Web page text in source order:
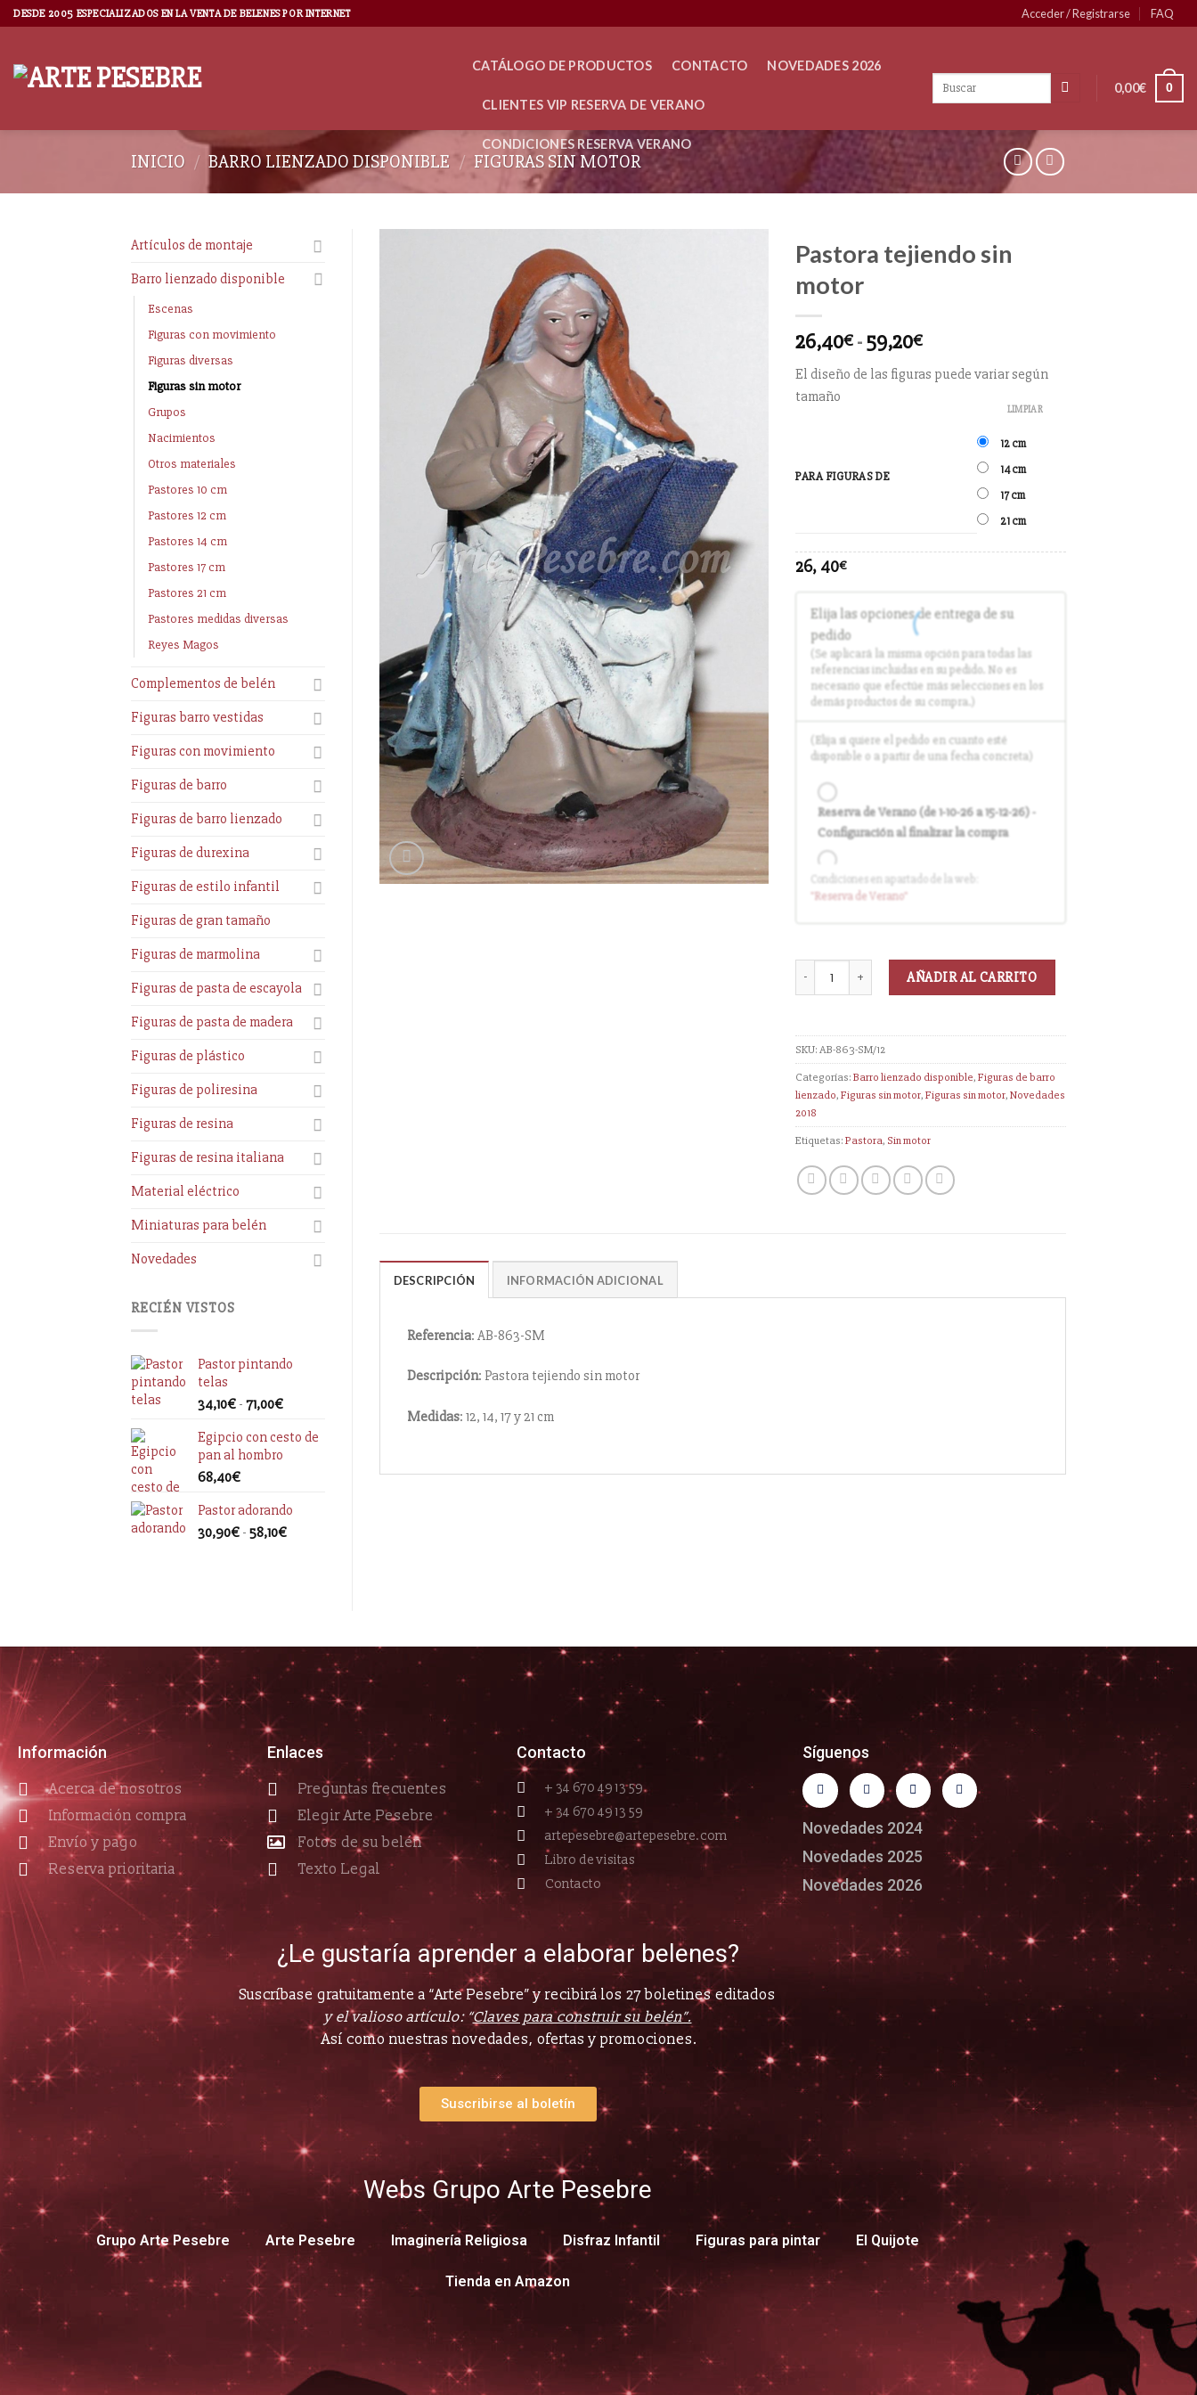
DESDE 2005 ESPECIALIZADOS EN LA VENTA DE BELENES POR INTERNET Acceder / Registrarse FAQ
CATÁLOGO DE PRODUCTOS CONTACTO NOVEDADES 2026
CLIENTES VIP RESERVA DE VERANO
CONDICIONES RESERVA VERANO
0,00€ 0
INICIO / BARRO LIENZADO DISPONIBLE / FIGURAS SIN MOTOR
Artículos de montaje
Barro lienzado disponible
Escenas
Figuras con movimiento
Figuras diversas
Figuras sin motor
Grupos
Nacimientos
Otros materiales
Pastores 10 cm
Pastores 12 cm
Pastores 14 cm
Pastores 17 cm
Pastores 21 cm
Pastores medidas diversas
Reyes Magos
Complementos de belén
Figuras barro vestidas
Figuras con movimiento
Figuras de barro
Figuras de barro lienzado
Figuras de durexina
Figuras de estilo infantil
Figuras de gran tamaño
Figuras de marmolina
Figuras de pasta de escayola
Figuras de pasta de madera
Figuras de plástico
Figuras de poliresina
Figuras de resina
Figuras de resina italiana
Material eléctrico
Miniaturas para belén
Novedades
RECIÉN VISTOS
Pastor pintando
telas
34,10€ - 71,00€
Egipcio con cesto de
pan al hombro
68,40€
Pastor adorando
30,90€ - 58,10€
Pastora tejiendo sin
motor
26,40€ -59,20€
El diseño de las figuras puede variar según
tamaño
PARA FIGURAS DE
12 cm
14 cm
17 cm
21 cm
LIMPIAR
26, 40€
Elija las opciones de entrega de su
pedido
(Se aplicará la misma opción para todas las
referencias incluidas en su pedido. No es
necesario que efectúe más selecciones en los
demás productos de su compra.)
(Elija si quiere el pedido en cuanto esté
disponible o a partir de una fecha concreta)
Reserva de Verano (de 1-10-26 a 15-12-26) -
Configuración al finalizar la compra
Entrega en cuanto el pedido esté
disponible (sin descuento)
Condiciones en apartado de la web:
"Reservade Verano"
AÑADIR AL CARRITO
SKU:AB-863-SM/12
Categorías:Barro lienzado disponible,Figuras de barro
lienzado,Figuras sin motor,Figuras sin motor,Novedades
2018
Etiquetas:Pastora, Sin motor
DESCRIPCIÓN INFORMACIÓN ADICIONAL
Referencia: AB-863-SM
Descripción: Pastora tejiendo sin motor
Medidas: 12, 14, 17 y 21 cm
Información
Acerca de nosotros
Información compra
Envío y pago
Reserva prioritaria
Enlaces
Preguntas frecuentes
Elegir Arte Pesebre
Fotos de su belén
Texto Legal
Contacto
+ 34 670 49 13 59
+ 34 670 49 13 59
artepesebre@artepesebre.com
Libro de visitas
Contacto
Síguenos
Novedades 2024
Novedades 2025
Novedades 2026
¿Le gustaría aprender a elaborar belenes?
Suscríbase gratuitamente a “Arte Pesebre” y recibirá los 27 boletines editados
y el valioso artículo: “Claves para construir su belén”.
Así como nuestras novedades, ofertas y promociones.
Suscribirse al boletín
Webs Grupo Arte Pesebre
Grupo Arte Pesebre Arte Pesebre Imaginería Religiosa Disfraz Infantil Figuras para pintar El Quijote
Tienda en Amazon